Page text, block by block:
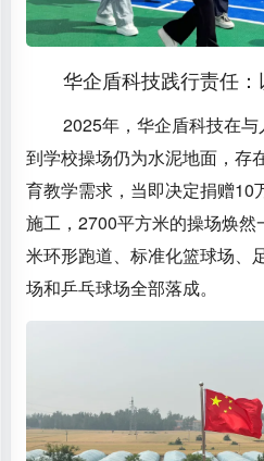
华企盾科技践行责任
2025年，华企盾科技在
到学校操场仍为水泥地面，存
育教学需求，当即决定捐赠10
施工，2700平方米的操场焕
米环形跑道、标准化篮球场、
场和乒乓球场全部落成。